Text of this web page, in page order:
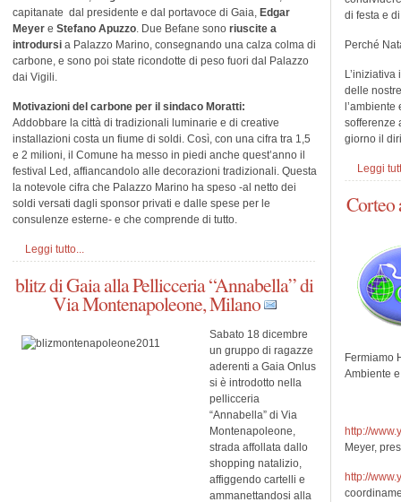
capitanate dal presidente e dal portavoce di Gaia, Edgar
Meyer e Stefano Apuzzo. Due Befane sono riuscite a
introdursi a Palazzo Marino, consegnando una calza colma di
carbone, e sono poi state ricondotte di peso fuori dal Palazzo
dai Vigili.
Motivazioni del carbone per il sindaco Moratti:
Addobbare la città di tradizionali luminarie e di creative
installazioni costa un fiume di soldi. Così, con una cifra tra 1,5
e 2 milioni, il Comune ha messo in piedi anche quest’anno il
festival Led, affiancandolo alle decorazioni tradizionali. Questa
la notevole cifra che Palazzo Marino ha speso -al netto dei
soldi versati dagli sponsor privati e dalle spese per le
consulenze esterne- e che comprende di tutto.
Leggi tutto...
blitz di Gaia alla Pellicceria “Annabella” di
Via Montenapoleone, Milano
Sabato 18 dicembre
un gruppo di ragazze
aderenti a Gaia Onlus
si è introdotto nella
pellicceria
“Annabella” di Via
Montenapoleone,
strada affollata dallo
shopping natalizio,
affiggendo cartelli e
ammanettandosi alla
di festa e
Perché
delle
sofferenze
giorno il
Leggi
Fermiamo
Ambiente
http://
Meyer,
http://